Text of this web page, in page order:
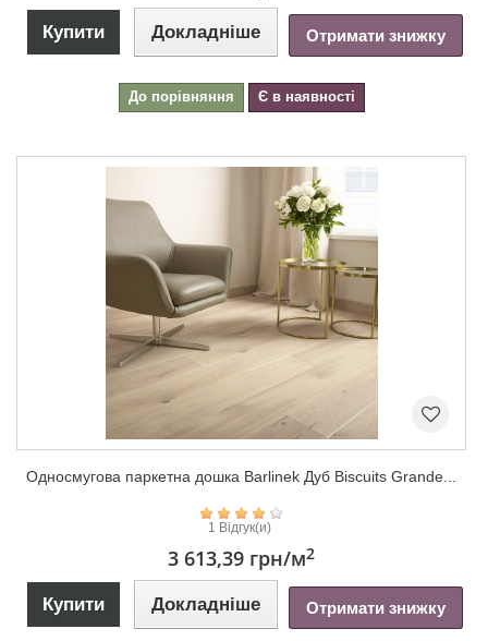
Купити Докладніше Отримати знижку
До порівняння Є в наявності
Односмугова паркетна дошка Barlinek Дуб Biscuits Grande...
1 Відгук(и)
3 613,39 грн/м2
Купити Докладніше Отримати знижку